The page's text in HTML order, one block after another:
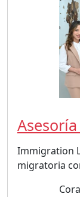
Immigration
migratoria